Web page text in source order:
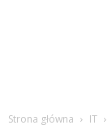
Strona główna IT